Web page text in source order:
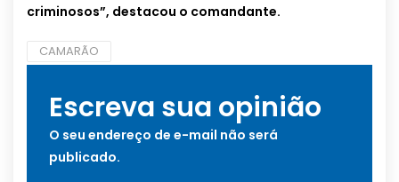
criminosos”, destacou o comandante.
CAMARÃO
Escreva sua opinião
O seu endereço de e-mail não será
publicado.